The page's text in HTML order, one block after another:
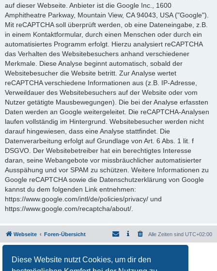
Diese Website nutzt Cookies, um dir den
auf dieser Webseite. Anbieter ist die Google Inc., 1600
Amphitheatre Parkway, Mountain View, CA 94043, USA ("Google").
Mit reCAPTCHA soll überprüft werden, ob eine Dateneingabe, z.B.
in einem Kontaktformular, durch einen Menschen oder durch ein
automatisiertes Programm erfolgt. Hierzu analysiert reCAPTCHA
das Verhalten des Websitebesuchers anhand verschiedener
Merkmale. Diese Analyse beginnt automatisch, sobald der
Websitebesucher die Website betritt. Zur Analyse wertet
reCAPTCHA verschiedene Informationen aus (z.B. IP-Adresse,
Verweildauer des Websitebesuchers auf der Website oder vom
Nutzer getätigte Mausbewegungen). Die bei der Analyse erfassten
Daten werden an Google weitergeleitet. Die reCAPTCHA-Analysen
laufen vollständig im Hintergrund. Websitebesucher werden nicht
darauf hingewiesen, dass eine Analyse stattfindet. Die
Datenverarbeitung erfolgt auf Grundlage von Art. 6 Abs. 1 lit. f
DSGVO. Der Websitebetreiber hat ein berechtigtes Interesse
daran, seine Webangebote vor missbräuchlicher automatisierter
Ausspähung und vor SPAM zu schützen. Weitere Informationen zu
Google reCAPTCHA sowie die Datenschutzerklärung von Google
kannst du dem folgenden Link entnehmen:
https://www.google.com/intl/de/policies/privacy/ und
https://www.google.com/recaptcha/about/.
Webseite Foren-Übersicht Alle Zeiten sind UTC+02:00
Deutsche Übersetzung durchphpBB.de
Datenschutz|Nutzungsbedingungen